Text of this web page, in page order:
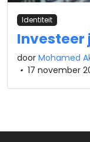
Identiteit
Investeer
door Mohamed
• 17 november